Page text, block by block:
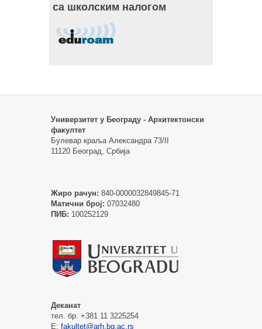
са школским налогом
Универзитет у Београду - Архитектонски
факултет
Булевар краља Александра 73/II
11120 Београд, Србија
Жиро рачун: 840-0000032849845-71
Матични број: 07032480
ПИБ: 100252129
Деканат
тел. бр. +381 11 3225254
Е: fakultet@arh.bg.ac.rs